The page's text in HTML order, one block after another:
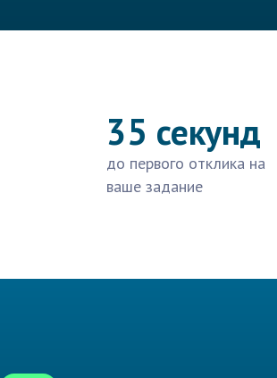
35 секунд
до первого отклика на
ваше задание